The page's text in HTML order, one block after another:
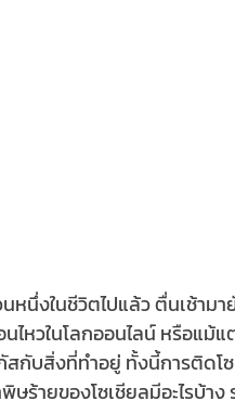
หนึ่งในชีวิตไปแล้ว ตื่นเช้าม
ไหวในโลกออนไลน์ หรือแม้
กับสิ่งที่ทำอยู่ ทั้งนี้การติดโซ
ายของโซเชียลมีอะไรบ้าง